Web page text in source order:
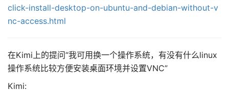
click-install-desktop-on-ubuntu-and-debian-without-v
nc-access.html
在Kimi上的提问“我可用换一个操作系统，有没有什么linux
操作系统比较方便安装桌面环境并设置VNC”
Kimi: